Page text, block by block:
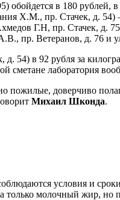
в 180 рублей,
Х.М., пр. Стачек, д. 54)
Г.Н, пр. Стачек, д.
пр. Ветеранов, д. 76 и
в 92 рубля за
сметане лаборатория
пожилые, доверчиво
Михаил Шконда.
условия и
молочный жир, но